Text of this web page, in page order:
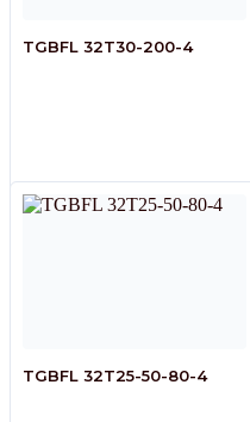
TGBFL 32T30-200-4
TGBFL 32T25-50-80-4